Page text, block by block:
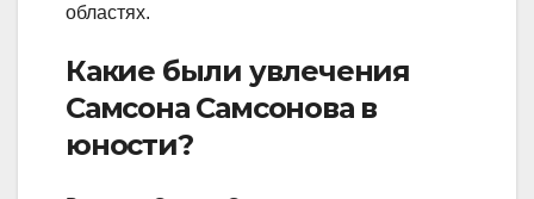
областях.
Какие были увлечения
Самсона Самсонова в
юности?